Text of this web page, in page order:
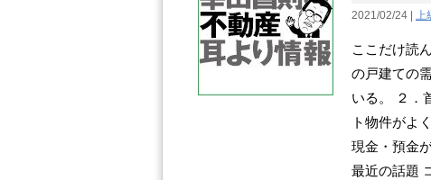
2021/02/24 | 上
ここだけ読
の戸建ての
いる。 ２．
ト物件がよ
現金・預金
最近の話題